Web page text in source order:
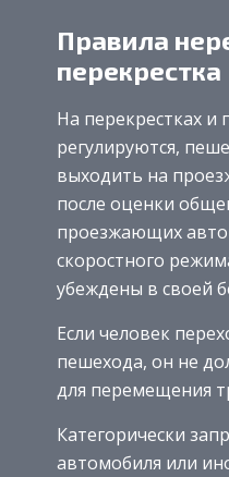
Правила
перекрестка
На перекрестках и
регулируются,
выходить на
после оценки
проезжающих
скоростного
убеждены в своей
Если человек
пешехода, он не
для перемещения
Категорически
автомобиля или